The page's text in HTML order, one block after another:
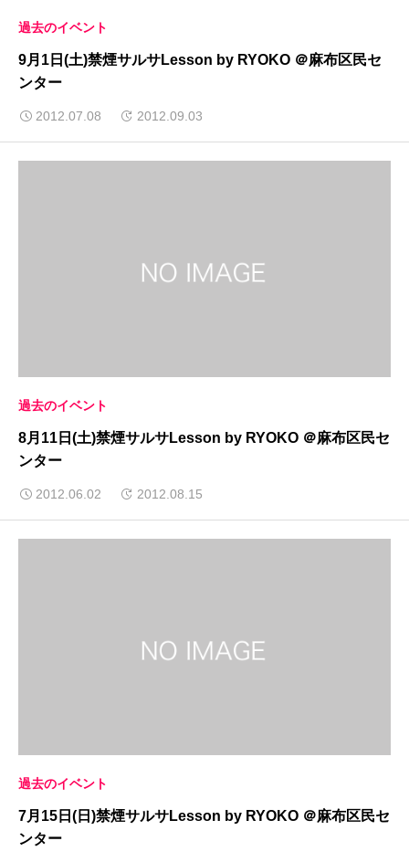
過去のイベント
9月1日(土)禁煙サルサLesson by RYOKO ＠麻布区民セ
ンター
2012.07.08 2012.09.03
過去のイベント
8月11日(土)禁煙サルサLesson by RYOKO ＠麻布区民セ
ンター
2012.06.02 2012.08.15
過去のイベント
7月15日(日)禁煙サルサLesson by RYOKO ＠麻布区民セ
ンター